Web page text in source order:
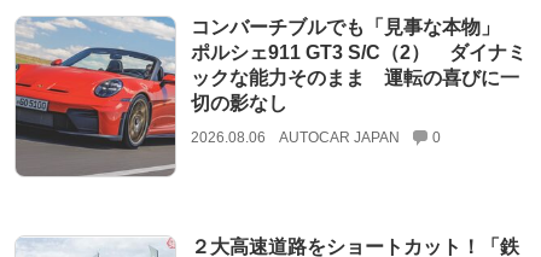
コンバーチブルでも「見事な本物」
ポルシェ911 GT3 S/C（2） ダイナミ
ックな能力そのまま 運転の喜びに一
切の影なし
2026.08.06 AUTOCAR JAPAN 0
２大高速道路をショートカット！「鉄